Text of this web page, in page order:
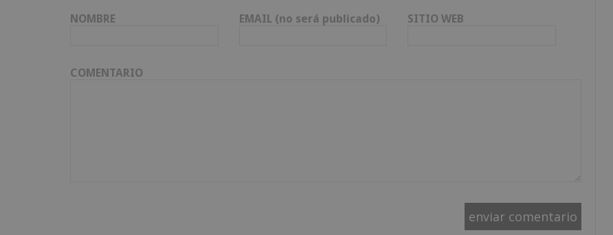
NOMBRE EMAIL (no será publicado) SITIO WEB
COMENTARIO